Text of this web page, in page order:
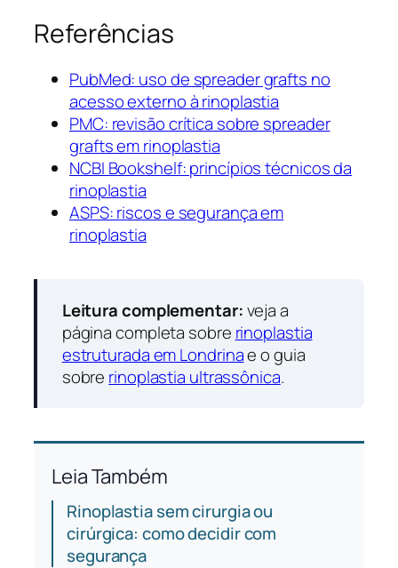
Referências
PubMed: uso de spreader grafts no
acesso externo à rinoplastia
PMC: revisão crítica sobre spreader
grafts em rinoplastia
NCBI Bookshelf: princípios técnicos da
rinoplastia
ASPS: riscos e segurança em
rinoplastia
Leitura complementar:veja a
página completa sobre rinoplastia
estruturada em Londrinae o guia
sobre rinoplastia ultrassônica.
Leia Também
Rinoplastia sem cirurgia ou
cirúrgica: como decidir com
segurança